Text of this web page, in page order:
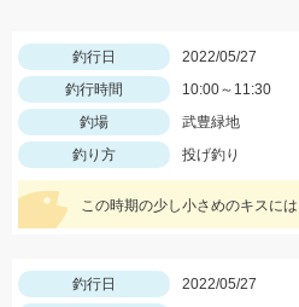
釣行日
2022/05/27
釣行時間
10:00～11:30
釣場
武豊緑地
釣り方
投げ釣り
釣行日
2022/05/27